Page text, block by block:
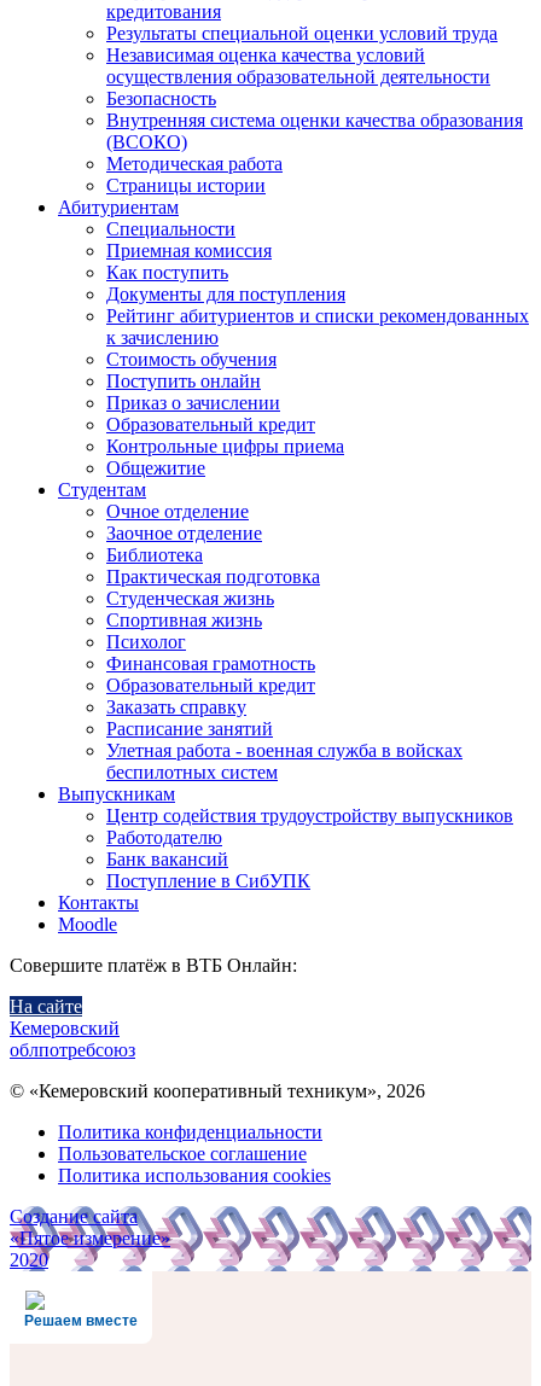
кредитования
Результаты специальной оценки условий труда
Независимая оценка качества условий
осуществления образовательной деятельности
Безопасность
Внутренняя система оценки качества образования
(ВСОКО)
Методическая работа
Страницы истории
Абитуриентам
Специальности
Приемная комиссия
Как поступить
Документы для поступления
Рейтинг абитуриентов и списки рекомендованных
к зачислению
Стоимость обучения
Поступить онлайн
Приказ о зачислении
Образовательный кредит
Контрольные цифры приема
Общежитие
Студентам
Очное отделение
Заочное отделение
Библиотека
Практическая подготовка
Студенческая жизнь
Спортивная жизнь
Психолог
Финансовая грамотность
Образовательный кредит
Заказать справку
Расписание занятий
Улетная работа - военная служба в войсках
беспилотных систем
Выпускникам
Центр содействия трудоустройству выпускников
Работодателю
Банк вакансий
Поступление в СибУПК
Контакты
Moodle
Совершите платёж в ВТБ Онлайн:
На сайте
Кемеровский
облпотребсоюз
© «Кемеровский кооперативный техникум», 2026
Политика конфиденциальности
Пользовательское соглашение
Политика использования cookies
Создание сайта
«Пятое измерение»
2020
Решаем вместе